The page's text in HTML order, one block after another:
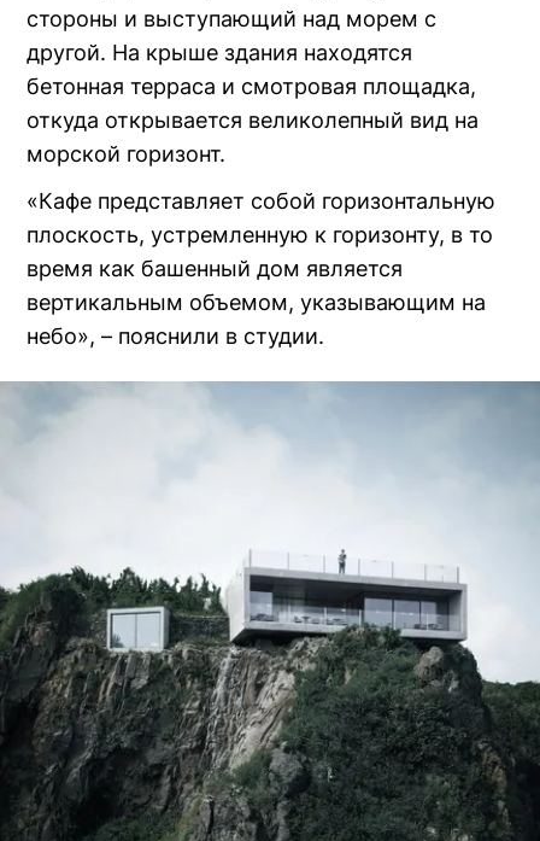
стороны и выступающий над морем с
другой. На крыше здания находятся
бетонная терраса и смотровая площадка,
откуда открывается великолепный вид на
морской горизонт.
«Кафе представляет собой горизонтальную
плоскость, устремленную к горизонту, в то
время как башенный дом является
вертикальным объемом, указывающим на
небо», – пояснили в студии.